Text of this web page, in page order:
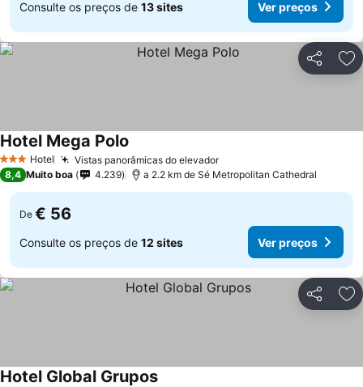
Consulte os preços de 13 sites Ver preços
Partilhar
3 EstrelasHotel Vistas panorâmicas do elevador
Hotel Mega Polo
8,4 Muito boa 4.239 a 2.2 km de Sé Metropolitan Cathedral
De € 56
Consulte os preços de 12 sites Ver preços
Partilhar
Hotel Global Grupos